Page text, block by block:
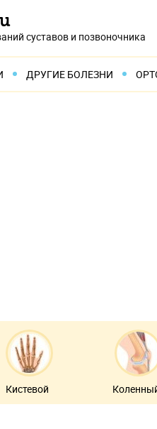
суставов и позвоночника
ДРУГИЕ БОЛЕЗНИ
Кистевой